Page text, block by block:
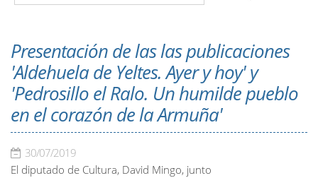
Presentación de las las publicaciones
'Aldehuela de Yeltes. Ayer y hoy' y
'Pedrosillo el Ralo. Un humilde pueblo
en el corazón de la Armuña'
30/07/2019
El diputado de Cultura, David Mingo, junto